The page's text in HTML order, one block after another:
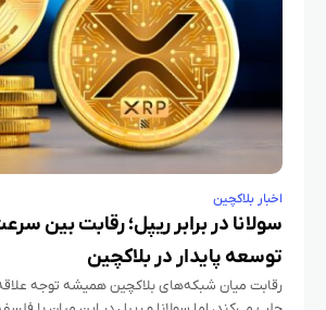
اخبار بلاکچین
سولانا در برابر ریپل؛ رقابت بین
توسعه پایدار در بلاکچین
رقابت میان شبکه‌های بلاکچین همیشه توجه